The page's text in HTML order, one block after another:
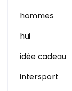
hommes
hui
idée cadeau
intersport